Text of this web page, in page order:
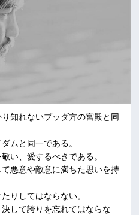
知れないブッダ方の宮殿と同
ムと同一である。
い、愛するべきである。
悪意や敵意に満ちた思いを持
りしてはならない。
して誇りを忘れてはならな